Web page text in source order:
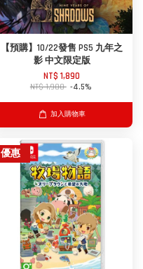
【預購】10/22發售 PS5 九年之
影 中文限定版
NT$ 1,890
NT$ 1,980 -4.5%
加入購物車
優惠